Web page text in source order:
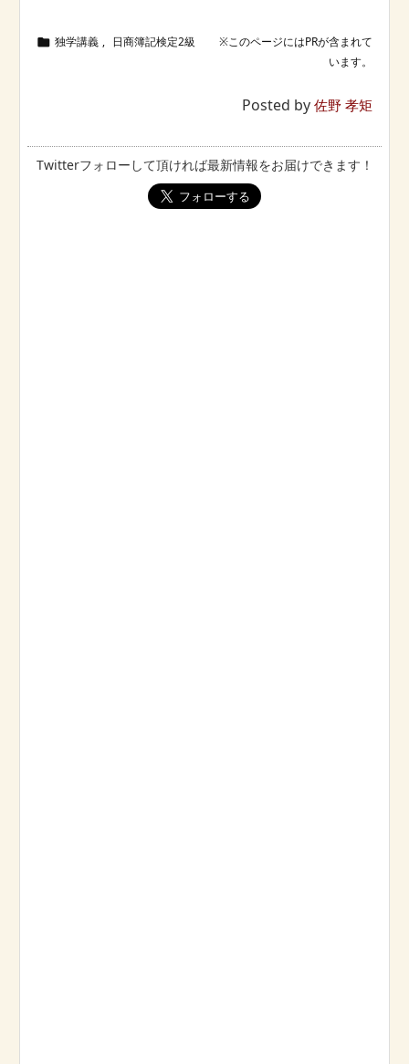
 独学講義 , 日商簿記検定2級
Posted by 佐野 孝矩
Twitterフォローして頂ければ最新情報をお届けできます！